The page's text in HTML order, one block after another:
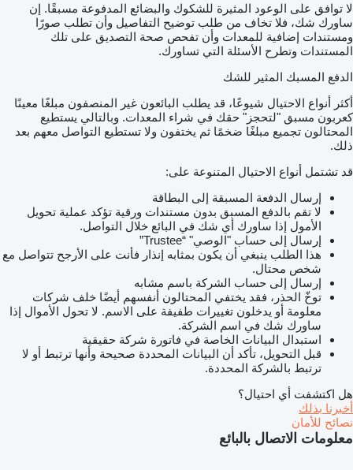
لا توافق على الوعود المثيرة للشكوك والبضائع المدفوعة مسبقًا. إن
ساورك شك، فلا تخاف من طلب توضيح التفاصيل وأن تطلب صورًا
ومستندات إضافية للمعدات وأن تفحص صحة التصديق على تلك
المستندات وتطرح الأسئلة التي تساورك.
الدفع المسبك المثير للشك
أكثر أنواع الاحتيال شيوعًا، قد يطلب البائعون غير المنصفون مبلغًا معينًا
كعربون مسبق "لتحجز" حقك في شراء المعدات. وبالتالي يستطيع
المحتالون تجميع مبلغًا ضخمًا ثم يختفون ولا تستطيع التواصل معهم بعد
ذلك.
قد تشتمل أنواع الاحتيال المتنوعة على:
إرسال الدفعة المسبقة إلى البطاقة
لا تقم بالدفع المسبق بدون مستندات ورقية تؤكد عملية تحويل
الأمول إذا ساورك أي شك في البائع خلال التواصل.
إرسال إلى حساب "الوصي" “Trustee”
هذا الطلب ينبغي أن يكون بمثابه إنذار فأنت على الأرجح تتواصل مع
شخص محتال.
إرسال إلى حساب الشركة باسم مشابه
توخّ الحذر، فقد يختفي المحتالون أنفسهم أيضًا خلف شركات
معلومة أو يدخلون تغييرات طفيفة على الاسم. لا تحول الأموال إذا
ساورك شك في اسم الشركة.
استبدال البيانات الخاصة في فاتورة شركة حقيقية
قبل التحويل، تأكد أن البيانات المحددة صحيحة وأنها ترتبط أو لا
ترتبط بالشركة المحددة.
هل اكتشفت أي احتيال؟
أخبرنا بذلك
نصائح للأمان
معلومات الاتصال بالبائع